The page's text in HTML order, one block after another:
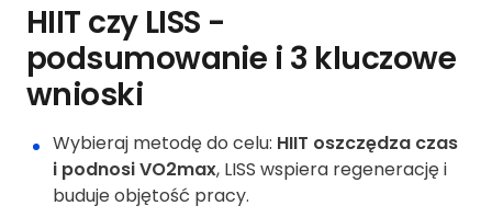
HIIT czy LISS -
podsumowanie i 3 kluczowe
wnioski
Wybieraj metodę do celu: HIIT oszczędza czas
i podnosi VO2max, LISS wspiera regenerację i
buduje objętość pracy.